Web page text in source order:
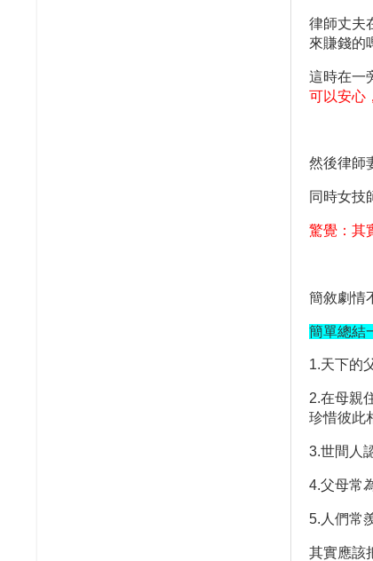
律師丈夫
來賺錢的
這時在一
可以安心
然後律師
同時女技
驚覺：其
簡敘劇情
簡單總結
1.天下的
2.在母親
珍惜彼此
3.世間人
4.父母常
5. 人們常
其實應該